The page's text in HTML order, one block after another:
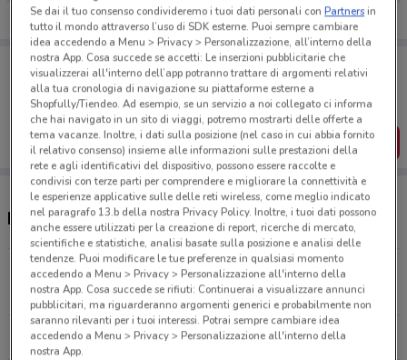
Porta DoveConviene sempre con te!
Puoi trovare le migliori offerte dei negozi vicino a te,
salvarle e creare la tua lista del risparmio, comodamente
dal tuo cellulare.
SCARICA L’APP
Negozi Cliffi a Seriate
Via Italia, 215 Busnago
21.5 km
Tutti i negozi Cliffi
Se dai il tuo consenso condivideremo i tuoi dati personali conPartnersin
tutto il mondo attraverso l’uso di SDK esterne. Puoi sempre cambiare
idea accedendo a Menu > Privacy > Personalizzazione, all’interno della
nostra App. Cosa succede se accetti: Le inserzioni pubblicitarie che
visualizzerai all'interno dell’app potranno trattare di argomenti relativi
alla tua cronologia di navigazione su piattaforme esterne a
Shopfully/Tiendeo. Ad esempio, se un servizio a noi collegato ci informa
che hai navigato in un sito di viaggi, potremo mostrarti delle offerte a
tema vacanze. Inoltre, i dati sulla posizione (nel caso in cui abbia fornito
il relativo consenso) insieme alle informazioni sulle prestazioni della
rete e agli identificativi del dispositivo, possono essere raccolte e
condivisi con terze parti per comprendere e migliorare la connettività e
le esperienze applicative sulle delle reti wireless, come meglio indicato
nel paragrafo 13.b della nostra Privacy Policy. Inoltre, i tuoi dati possono
anche essere utilizzati per la creazione di report, ricerche di mercato,
scientifiche e statistiche, analisi basate sulla posizione e analisi delle
tendenze. Puoi modificare le tue preferenze in qualsiasi momento
accedendo a Menu > Privacy > Personalizzazione all'interno della
nostra App. Cosa succede se rifiuti: Continuerai a visualizzare annunci
pubblicitari, ma riguarderanno argomenti generici e probabilmente non
saranno rilevanti per i tuoi interessi. Potrai sempre cambiare idea
accedendo a Menu > Privacy > Personalizzazione all'interno della
nostra App.